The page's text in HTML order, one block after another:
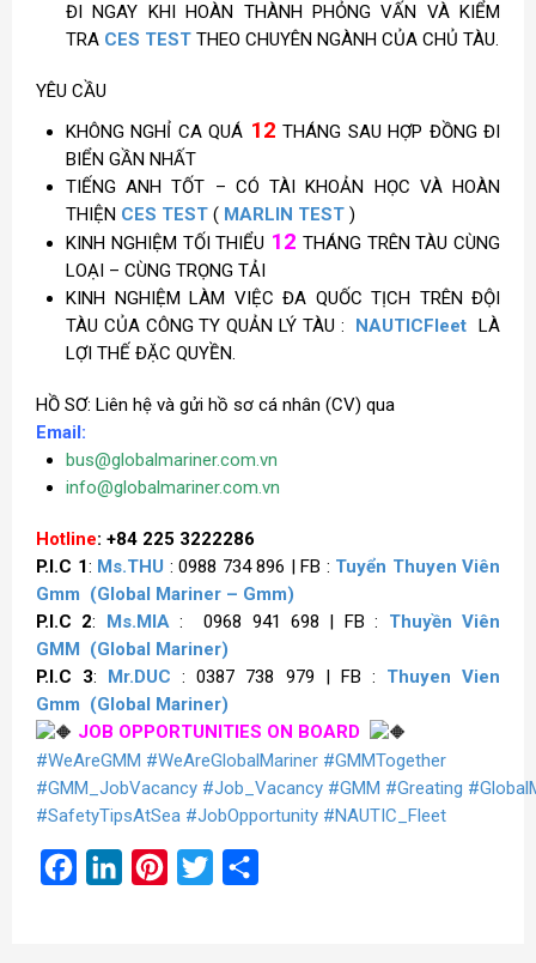
ĐI NGAY KHI HOÀN THÀNH PHỎNG VẤN VÀ KIỂM
TRA CES TEST THEO CHUYÊN NGÀNH CỦA CHỦ TÀU.
YÊU CẦU
KHÔNG NGHỈ CA QUÁ 12 THÁNG SAU HỢP ĐỒNG ĐI
BIỂN GẦN NHẤT
TIẾNG ANH TỐT – CÓ TÀI KHOẢN HỌC VÀ HOÀN
THIỆN CES TEST ( MARLIN TEST )
KINH NGHIỆM TỐI THIỂU 12 THÁNG TRÊN TÀU CÙNG
LOẠI – CÙNG TRỌNG TẢI
KINH NGHIỆM LÀM VIỆC ĐA QUỐC TỊCH TRÊN ĐỘI
TÀU CỦA CÔNG TY QUẢN LÝ TÀU :
NAUTICFleet LÀ
LỢI THẾ ĐẶC QUYỀN.
HỒ SƠ: Liên hệ và gửi hồ sơ cá nhân (CV) qua
Email:
bus@globalmariner.com.vn
info@globalmariner.com.vn
Hotline: +84 225 3222286
P.I.C 1: Ms.THU : 0988 734 896 | FB : Tuyển Thuyen Viên
Gmm (Global Mariner – Gmm)
P.I.C 2: Ms.MIA: 0968 941 698 | FB : Thuyền Viên
GMM
(Global Mariner)
P.I.C 3: Mr.DUC : 0387 738 979 | FB : Thuyen Vien
Gmm (Global Mariner)
JOB OPPORTUNITIES ON BOARD
#WeAreGMM #WeAreGlobalMariner #GMMTogether
#GMM_JobVacancy #Job_Vacancy #GMM #Greating
#SafetyTipsAtSea #JobOpportunity #NAUTIC_Fleet
FacebookLinkedInPinterest
Twitter